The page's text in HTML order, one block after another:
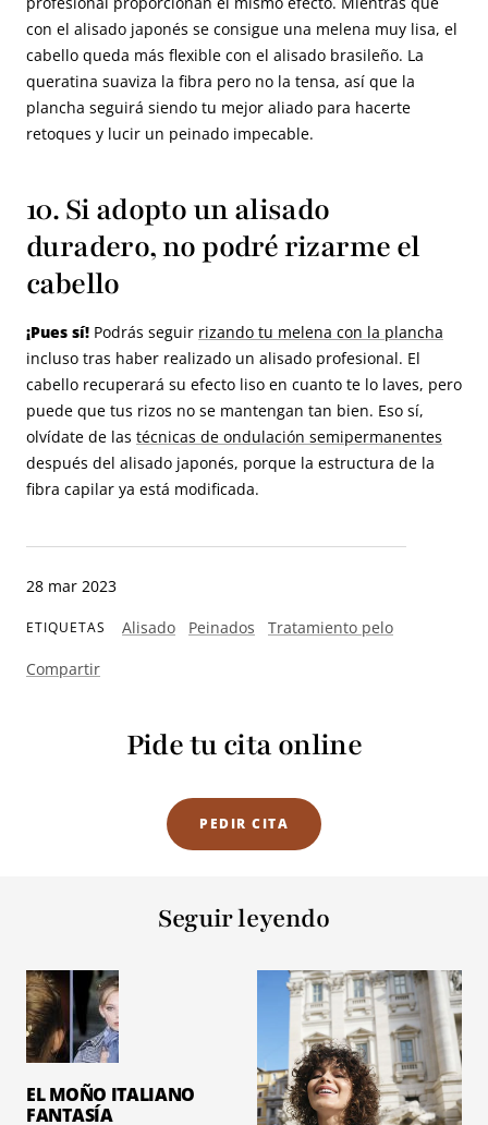
con el alisado japonés se consigue una melena muy lisa, el
cabello queda más flexible con el alisado brasileño. La
queratina suaviza la fibra pero no la tensa, así que la
plancha seguirá siendo tu mejor aliado para hacerte
retoques y lucir un peinado impecable.
10. Si adopto un alisado
duradero, no podré rizarme el
cabello
¡Pues sí! Podrás seguir rizando tu melena con la plancha
incluso tras haber realizado un alisado profesional. El
cabello recuperará su efecto liso en cuanto te lo laves, pero
puede que tus rizos no se mantengan tan bien. Eso sí,
olvídate de las técnicas de ondulación semipermanentes
después del alisado japonés, porque la estructura de la
fibra capilar ya está modificada.
28 mar 2023
ETIQUETAS Alisado Peinados
Tratamiento pelo
Compartir
Pide tu cita online
PEDIR CITA
Seguir leyendo
EL MOÑO ITALIANO
FANTASÍA